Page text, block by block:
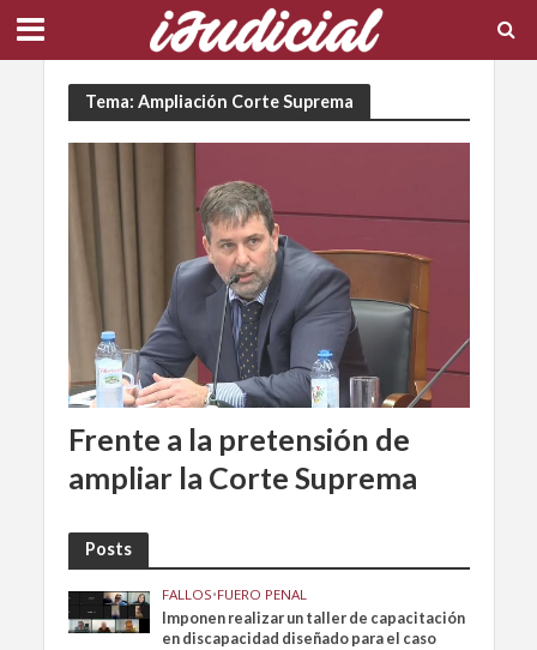
Tema: Ampliación Corte Suprema
Frente a la pretensión de
ampliar la Corte Suprema
Posts
FALLOS•FUERO PENAL
Imponen realizar un taller de capacitación
en discapacidad diseñado para el caso